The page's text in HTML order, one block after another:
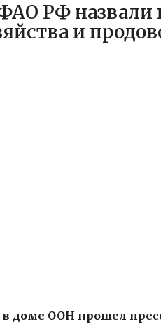
и
в доме ООН прошел